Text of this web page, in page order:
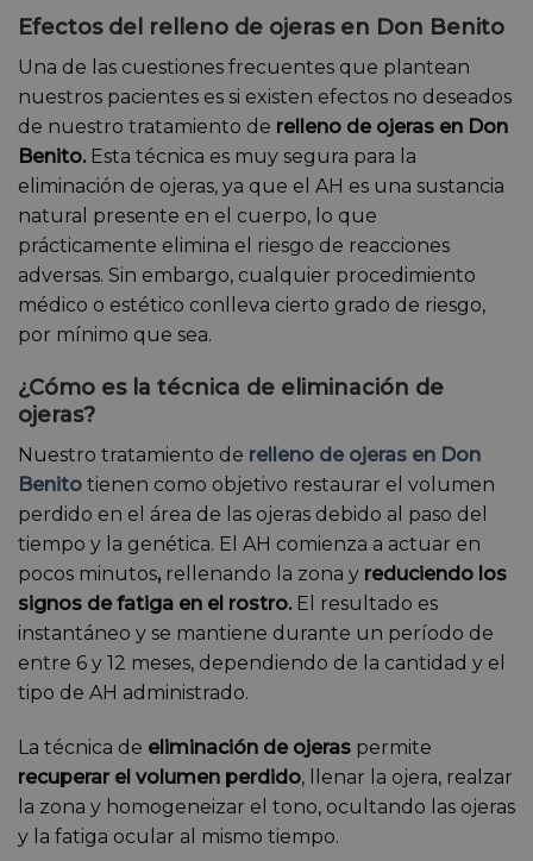
Efectos del relleno de ojeras en Don Benito
Una de las cuestiones frecuentes que plantean
nuestros pacientes es si existen efectos no deseados
de nuestro tratamiento de relleno de ojeras en Don
Benito. Esta técnica es muy segura para la
eliminación de ojeras, ya que el AH es una sustancia
natural presente en el cuerpo, lo que
prácticamente elimina el riesgo de reacciones
adversas. Sin embargo, cualquier procedimiento
médico o estético conlleva cierto grado de riesgo,
por mínimo que sea.
¿Cómo es la técnica de eliminación de
ojeras?
Nuestro tratamiento de relleno de ojeras en Don
Benito tienen como objetivo restaurar el volumen
perdido en el área de las ojeras debido al paso del
tiempo y la genética. El AH comienza a actuar en
pocos minutos, rellenando la zona y reduciendo los
signos de fatiga en el rostro. El resultado es
instantáneo y se mantiene durante un período de
entre 6 y 12 meses, dependiendo de la cantidad y el
tipo de AH administrado.
La técnica de eliminación de ojeras permite
recuperar el volumen perdido, llenar la ojera, realzar
la zona y homogeneizar el tono, ocultando las ojeras
y la fatiga ocular al mismo tiempo.